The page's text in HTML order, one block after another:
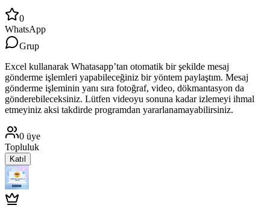
0
WhatsApp
Grup
Excel kullanarak Whatasapp’tan otomatik bir şekilde mesaj
gönderme işlemleri yapabileceğiniz bir yöntem paylaştım. Mesaj
gönderme işleminin yanı sıra fotoğraf, video, dökmantasyon da
gönderebileceksiniz. Lütfen videoyu sonuna kadar izlemeyi ihmal
etmeyiniz aksi takdirde programdan yararlanamayabilirsiniz.
0 üye
Topluluk
Katıl